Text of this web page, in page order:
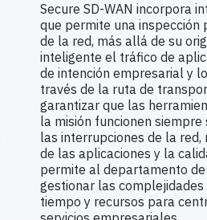
Secure SD-WAN incorpora
que permite una
de la red, más allá de su
inteligente el tráfico de
de intención empresarial y
través de la ruta de
garantizar que las
la misión funcionen
las interrupciones de la
de las aplicaciones y la
permite al departamento
gestionar las
tiempo y recursos para